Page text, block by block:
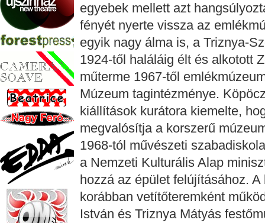
egyebek mellett azt
fényét nyerte vissza az
egyik nagy álma is, a Triznya-
1924-től haláláig élt és alkotott
műterme 1967-től
Múzeum tagintézménye.
kiállítások kurátora kiemelte,
megvalósítja a korszerű
1968-tól művészeti
a Nemzeti Kulturális Alap
hozzá az épület felújításához.
korábban vetítőteremként
István és Triznya Mátyás